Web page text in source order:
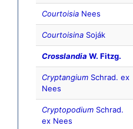
Courtoisia Nees
Courtoisina Soják
Crosslandia W. Fitzg.
Cryptangium Schrad. ex
Nees
Cryptopodium Schrad.
ex Nees